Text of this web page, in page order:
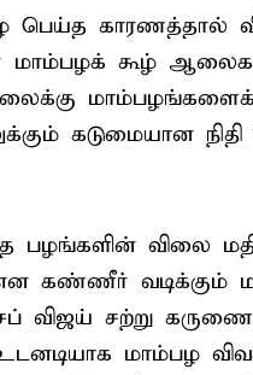
காரணத்தால்
மாம்பழக் கூழ்
கடுமையான நிதி
பழங்களின் விலை
என கண்ணீர் வடிக்கும்
சற்று
மாம்பழ